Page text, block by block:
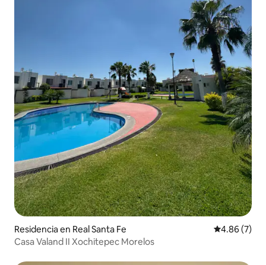
Residencia en Real Santa Fe Calificación
4.86 (7)
Casa Valand II Xochitepec Morelos